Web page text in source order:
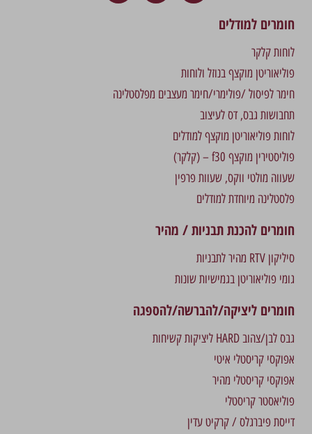
חומרים למודלים
לוחות קלקר
פוליאוריטן מוקצף בנוזל ולוחות
חימר לפיסול /פולימרי/חימר מעצבים מפלסטלינה
תחבושות גבס, דס לעיצוב
לוחות פוליאוריטן מוקצף למודלים
פוליסטירין מוקצף f30 – (קלקר)
שעווה מולטי ווקס, שעוות פרפין
פלסטלינה מיוחדת למודלים
חומרים להכנת תבניות / מהיר
סיליקון RTV מהיר לתבניות
גומי פוליאוריטן בגמישיות שונות
חומרים ליציקה/להברשה/להספגה
גבס לבן/צהוב HARD ליציקות קשיחות
אפוקסי קריסטלי איטי
אפוקסי קריסטלי מהיר
פוליאסטר קריסטלי
דייסת פיברגלס / קרקיט עדין